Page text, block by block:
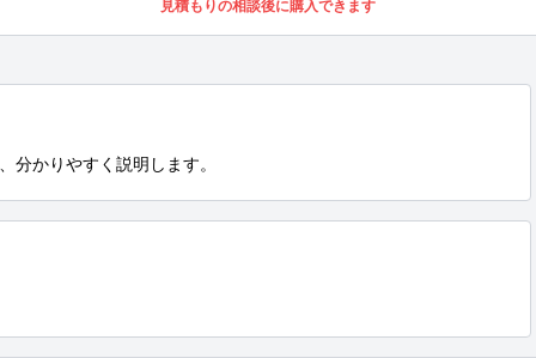
見積もりの相談後に購入できます
分かりやすく説明します。